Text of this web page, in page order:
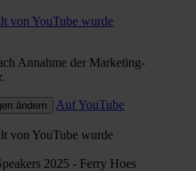
von YouTube wurde
Annahme der Marketing-
ändern
Auf YouTube
von YouTube wurde
2025 - Ferry Hoes